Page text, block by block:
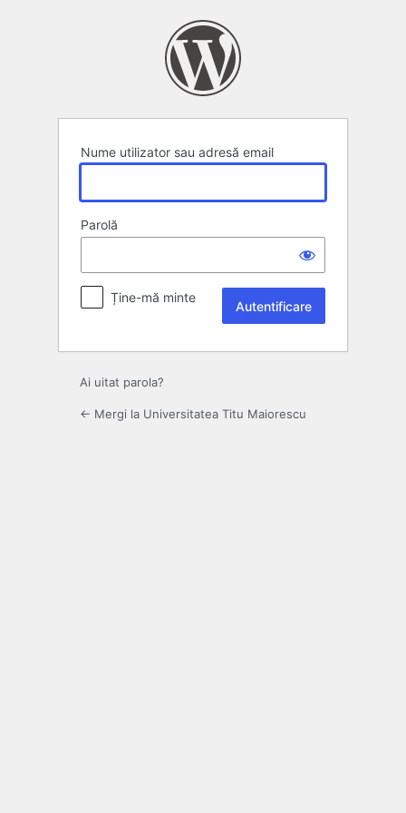
Nume utilizator sau adresă email
Parolă
Ține-mă minte
Ai uitat parola?
← Mergi la Universitatea Titu Maiorescu